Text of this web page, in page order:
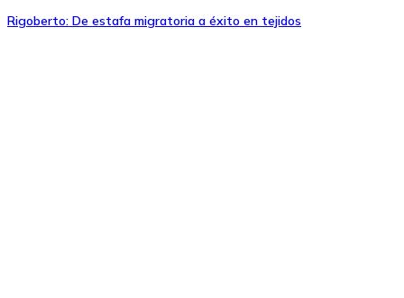
Rigoberto: De estafa migratoria a éxito en tejidos